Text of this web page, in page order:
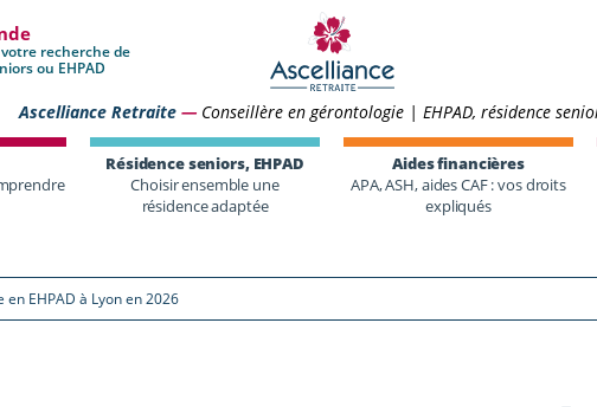
recherche de
ou EHPAD
Ascelliance Retraite — Conseillère en gérontologie | EHPAD, résidence
Résidence seniors, EHPAD
Choisir ensemble une
résidence adaptée
Aides financières
APA, ASH, aides CAF : vos droits
expliqués
EHPAD à Lyon en 2026